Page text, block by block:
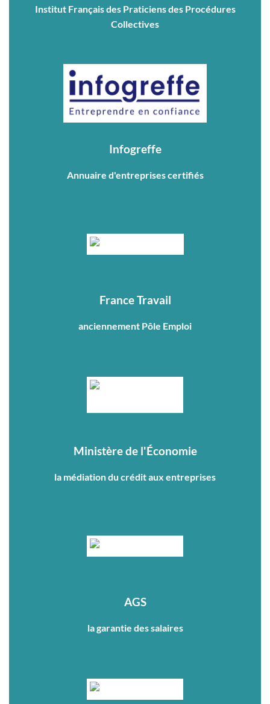
Institut Français des Praticiens des Procédures
Collectives
Infogreffe
Annuaire d'entreprises certifiés
France Travail
anciennement Pôle Emploi
Ministère de l'Économie
la médiation du crédit aux entreprises
AGS
la garantie des salaires